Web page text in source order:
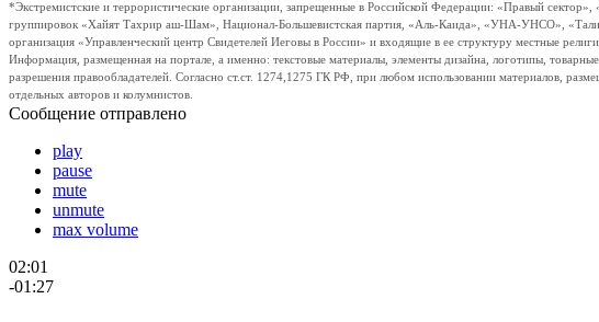
*Экстремистские и террористические организации, запрещенные в Российской Федерации: «Правый
группировок «Хайят Тахрир аш-Шам», Национал-Большевистская партия, «Аль-Каида», «УНА-УНСО»,
организация «Управленческий центр Свидетелей Иеговы в России» и входящие в ее структуру местные
Информация, размещенная на портале, а именно: текстовые материалы, элементы дизайна, логотипы,
разрешения правообладателей. Согласно ст.ст. 1274,1275 ГК РФ, при любом использовании материалов,
отдельных авторов и колумнистов.
Сообщение отправлено
play
pause
mute
unmute
max volume
02:01
-01:27